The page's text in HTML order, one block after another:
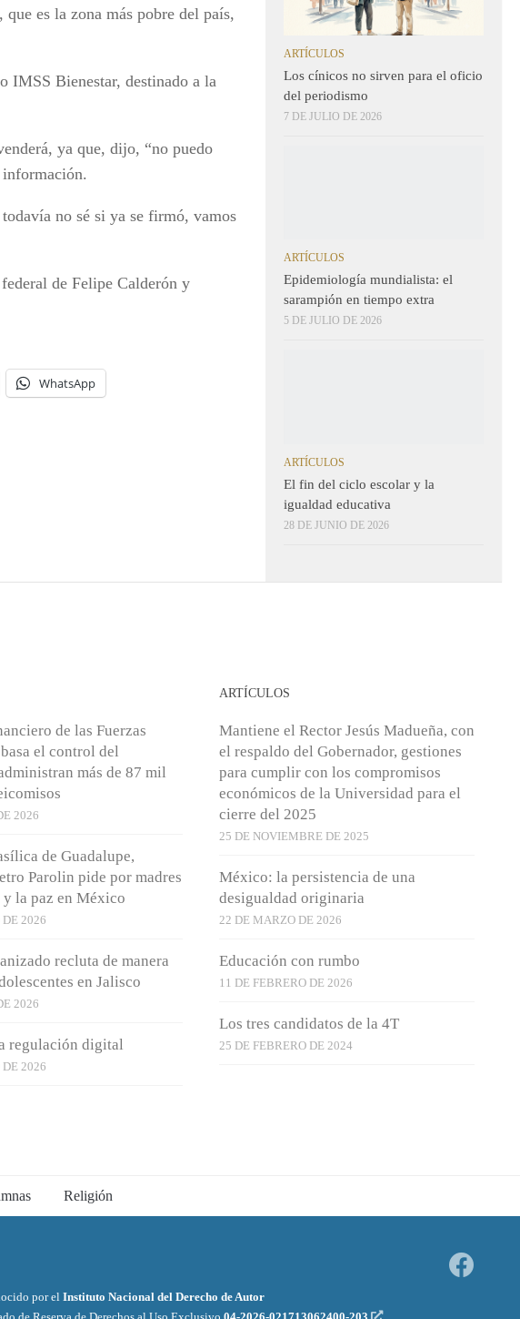
es la zona más pobre del país,
IMSS Bienestar, destinado a la
ya que, dijo, “no puedo
no sé si ya se firmó, vamos
de Felipe Calderón y
WhatsApp
ARTÍCULOS
Los cínicos no sirven para el oficio
del periodismo
7 DE JULIO DE 2026
ARTÍCULOS
Epidemiología mundialista: el
sarampión en tiempo extra
5 DE JULIO DE 2026
ARTÍCULOS
El fin del ciclo escolar y la
igualdad educativa
28 DE JUNIO DE 2026
de las Fuerzas
el control del
más de 87 mil
2026
de Guadalupe,
Parolin pide por madres
y la paz en México
DE 2026
recluta de manera
en Jalisco
2026
regulación digital
DE 2026
ARTÍCULOS
Mantiene el Rector Jesús Madueña, con
el respaldo del Gobernador, gestiones
para cumplir con los compromisos
económicos de la Universidad para el
cierre del 2025
25 DE NOVIEMBRE DE 2025
México: la persistencia de una
desigualdad originaria
22 DE MARZO DE 2026
Educación con rumbo
11 DE FEBRERO DE 2026
Los tres candidatos de la 4T
25 DE FEBRERO DE 2024
Religión
por elInstituto Nacional del Derecho de Autor